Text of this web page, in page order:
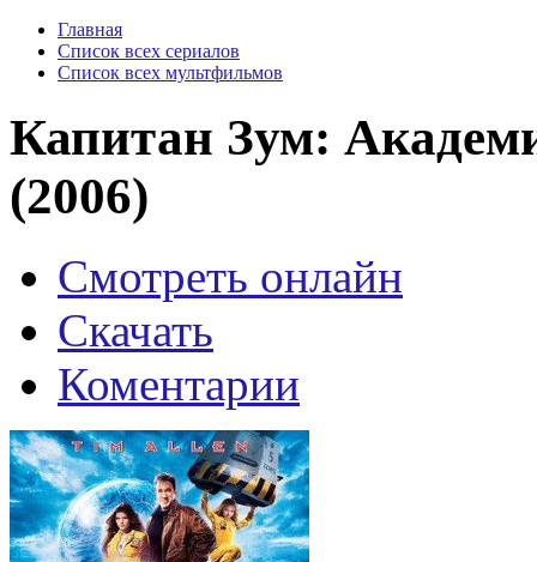
Главная
Список всех сериалов
Список всех мультфильмов
Капитан Зум:
(2006)
Смотреть онлайн
Скачать
Коментарии